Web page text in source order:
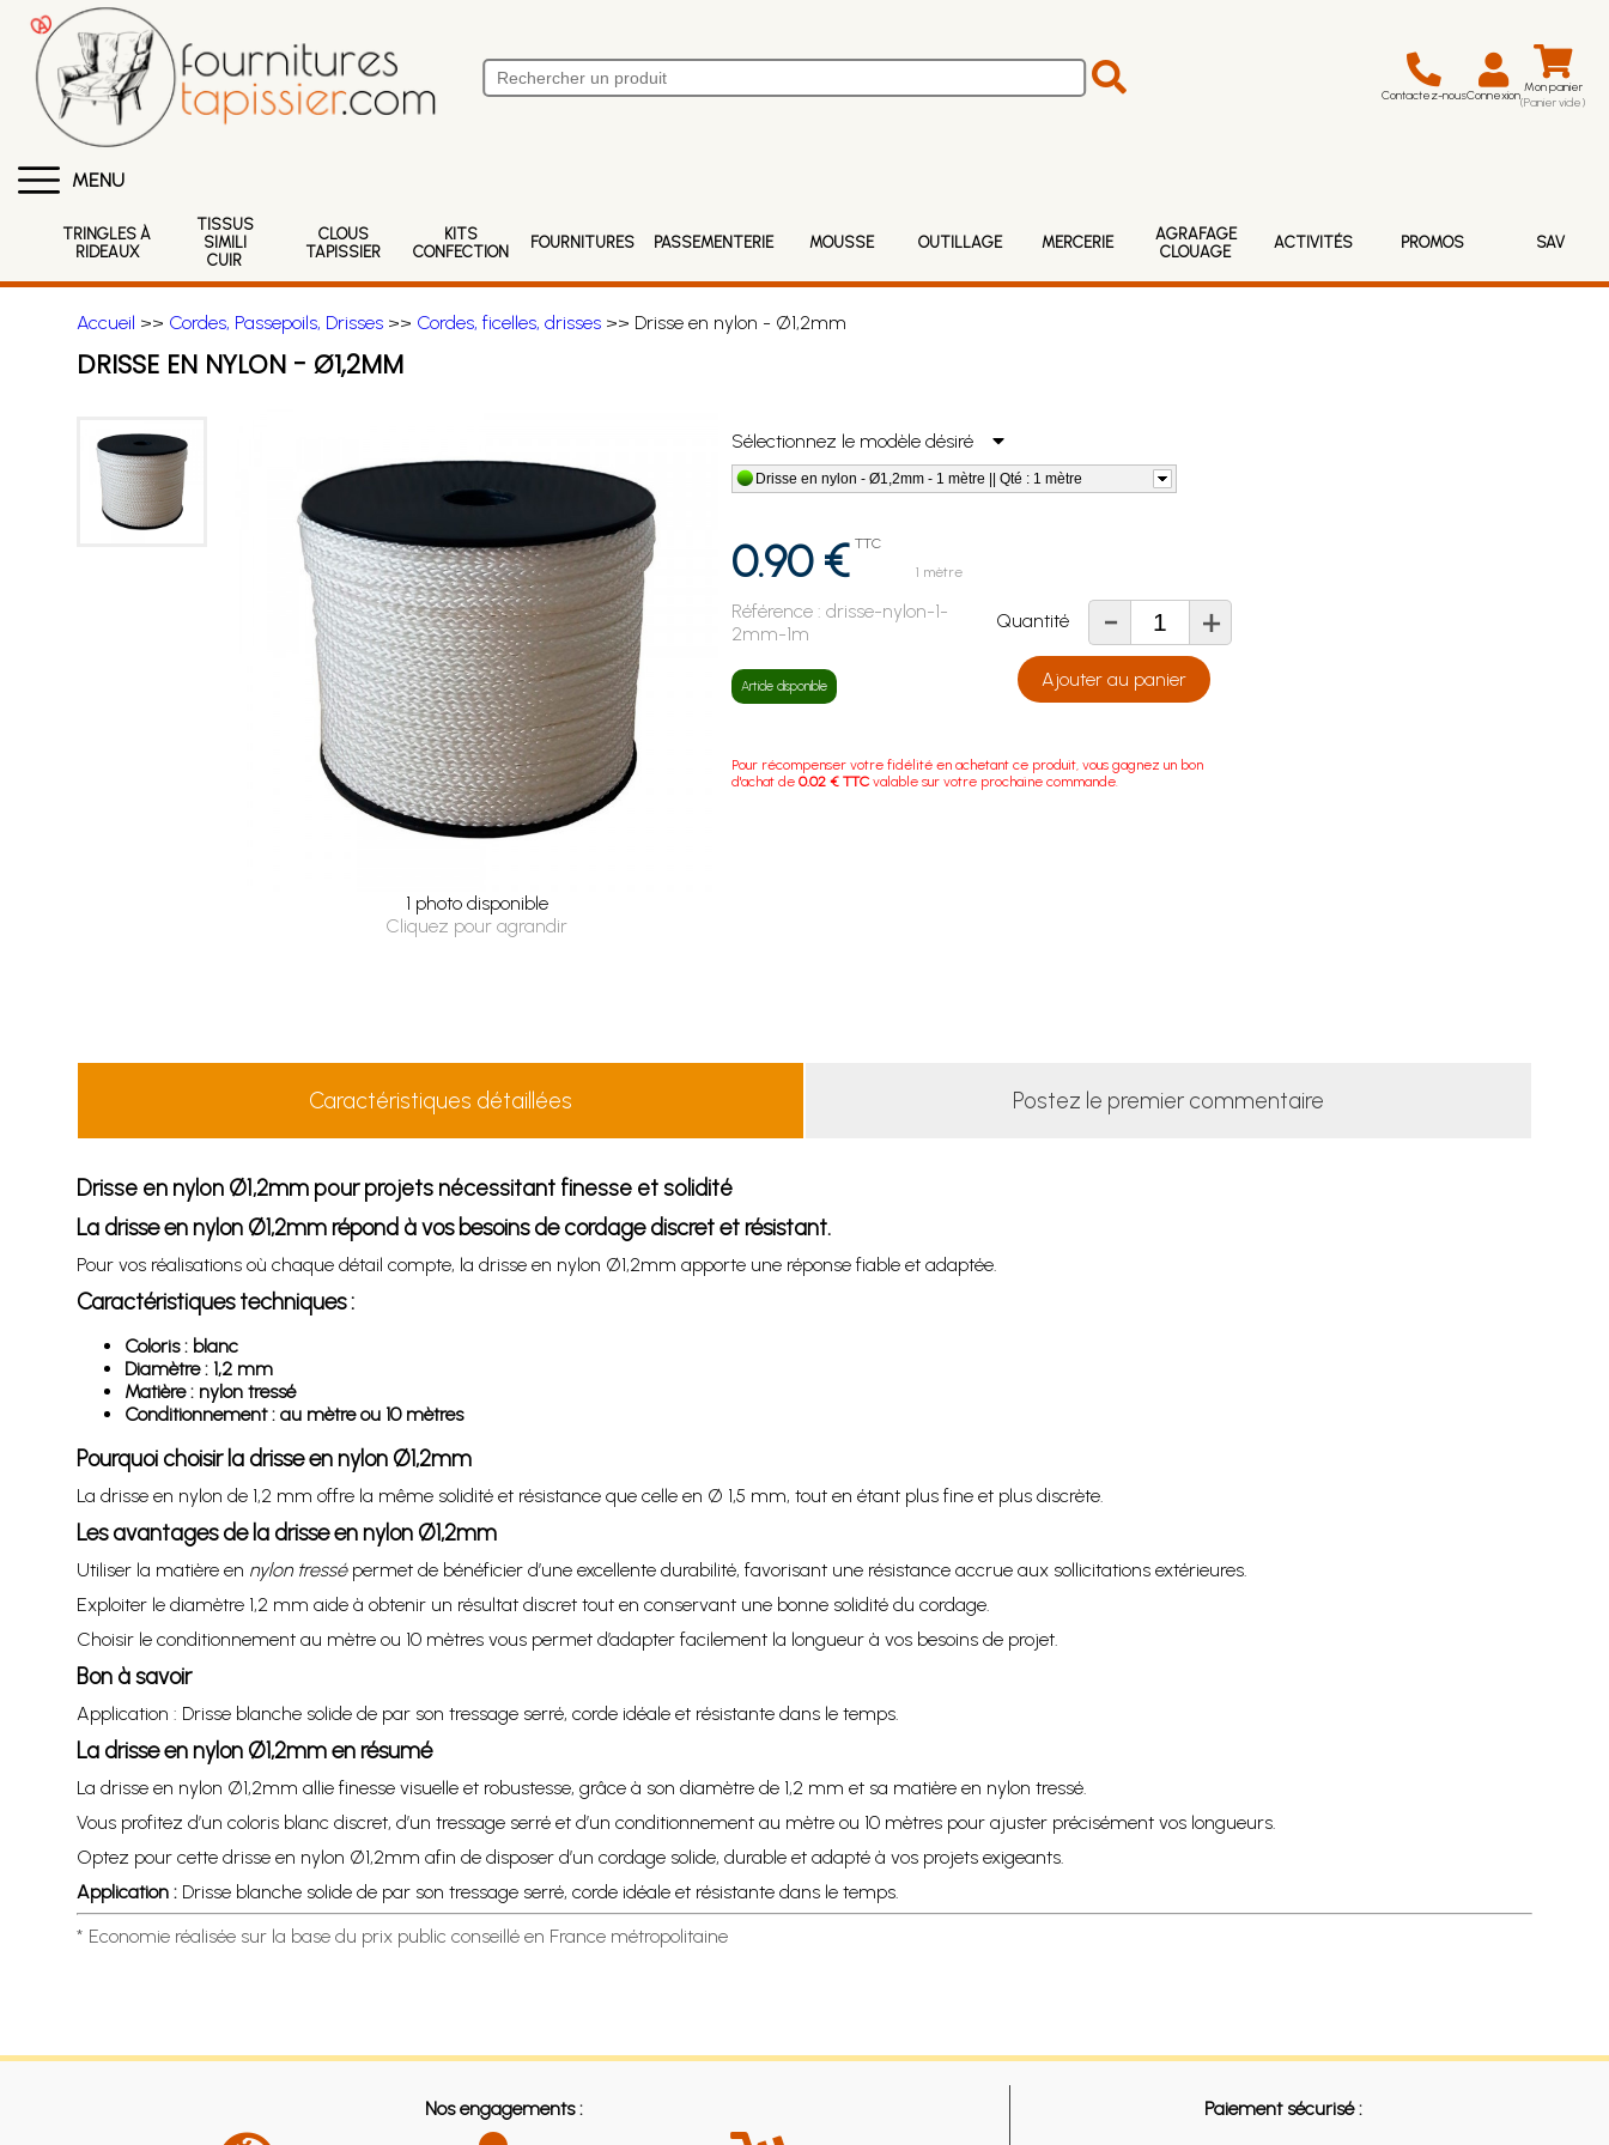
Contactez-nousConnexion Mon panier
(Panier vide)
MENU
TRINGLES À
RIDEAUX
TISSUS
SIMILI
CUIR
CLOUS
TAPISSIER
KITS
CONFECTION
FOURNITURES PASSEMENTERIE MOUSSE OUTILLAGE MERCERIE
AGRAFAGE
CLOUAGE
ACTIVITÉS PROMOS SAV
Accueil >> Cordes, Passepoils, Drisses>> Cordes, ficelles, drisses>> Drisse en nylon - Ø1,2mm
DRISSE EN NYLON - Ø1,2MM
1 photo disponible
Cliquez pour agrandir
Sélectionnez le modèle désiré
Drisse en nylon - Ø1,2mm - 1 mètre || Qté : 1 mètre
0.90 € TTC
1 mètre
Référence :drisse-nylon-1-
2mm-1m
Article disponible
Quantité - +
Ajouter au panier
Pour récompenser votre fidélité en achetant ce produit, vous gagnez un bon
d'achat de0.02 € TTC valable sur votre prochaine commande.
Caractéristiques détaillées Postez le premier commentaire
Drisse en nylon Ø1,2mm pour projets nécessitant finesse et solidité
La drisse en nylon Ø1,2mm répond à vos besoins de cordage discret et résistant.
Pour vos réalisations où chaque détail compte, la drisse en nylon Ø1,2mm apporte une réponse fiable et adaptée.
Caractéristiques techniques :
Coloris : blanc
Diamètre : 1,2 mm
Matière : nylon tressé
Conditionnement : au mètre ou 10 mètres
Pourquoi choisir la drisse en nylon Ø1,2mm
La drisse en nylon de 1,2 mm offre la même solidité et résistance que celle en Ø 1,5 mm, tout en étant plus fine et plus discrète.
Les avantages de la drisse en nylon Ø1,2mm
Utiliser la matière en nylon tressépermet de bénéficier d’une excellente durabilité, favorisant une résistance accrue aux sollicitations extérieures.
Exploiter le diamètre 1,2 mm aide à obtenir un résultat discret tout en conservant une bonne solidité du cordage.
Choisir le conditionnement au mètre ou 10 mètres vous permet d’adapter facilement la longueur à vos besoins de projet.
Bon à savoir
Application : Drisse blanche solide de par son tressage serré, corde idéale et résistante dans le temps.
La drisse en nylon Ø1,2mm en résumé
La drisse en nylon Ø1,2mm allie finesse visuelle et robustesse, grâce à son diamètre de 1,2 mm et sa matière en nylon tressé.
Vous profitez d’un coloris blanc discret, d’un tressage serré et d’un conditionnement au mètre ou 10 mètres pour ajuster précisément vos longueurs.
Optez pour cette drisse en nylon Ø1,2mm afin de disposer d’un cordage solide, durable et adapté à vos projets exigeants.
Application :Drisse blanche solide de par son tressage serré, corde idéale et résistante dans le temps.
* Economie réalisée sur la base du prix public conseillé en France métropolitaine
Nos engagements : Paiement sécurisé :